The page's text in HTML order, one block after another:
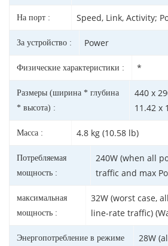
На порт : Speed, Link, Activity;
За устройство : Power
Физические характеристики : *
Размеры (ширина * глубина
* высота) :
440 x
11.42 x
Масса : 4.8 kg (10.58 lb)
Потребляемая
мощность :
240W (when all
traffic and max
максимальная
мощность :
32W (worst case,
line-rate traffic)
Энергопотребление в режиме
28W